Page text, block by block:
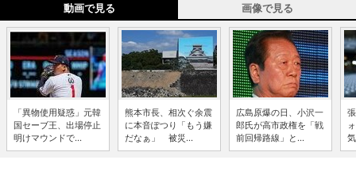
動画で見る 画像で見る
「異物使用疑惑」元韓
国セーブ王、出場停止
明けマウンドで...
熊本市長、相次ぐ余震
に本音ぽつり「もう嫌
だなぁ」 被災...
広島原爆の日、小沢一
郎氏が高市政権を「戦
前回帰路線」と...